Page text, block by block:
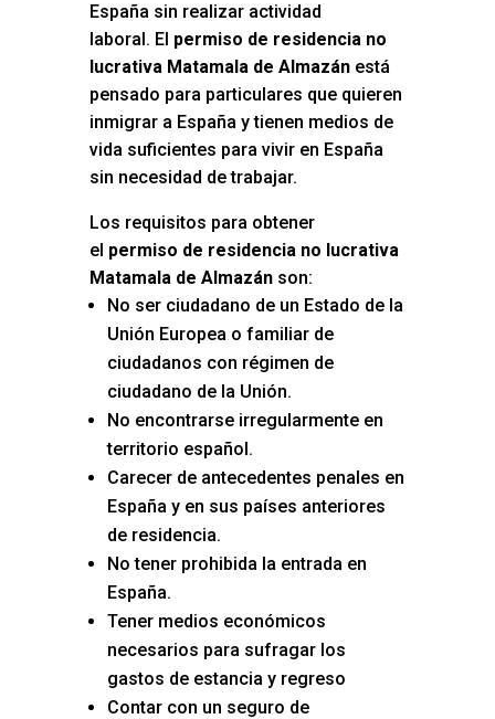
España sin realizar actividad
laboral. El permiso de residencia no
lucrativa Matamala de Almazánestá
pensado para particulares que quieren
inmigrar a España y tienen medios de
vida suficientes para vivir en España
sin necesidad de trabajar.
Los requisitos para obtener
el permiso de residencia no lucrativa
Matamala de Almazánson:
No ser ciudadano de un Estado de la
Unión Europea o familiar de
ciudadanos con régimen de
ciudadano de la Unión.
No encontrarse irregularmente en
territorio español.
Carecer de antecedentes penales en
España y en sus países anteriores
de residencia.
No tener prohibida la entrada en
España.
Tener medios económicos
necesarios para sufragar los
gastos de estancia y regreso
Contar con un seguro de